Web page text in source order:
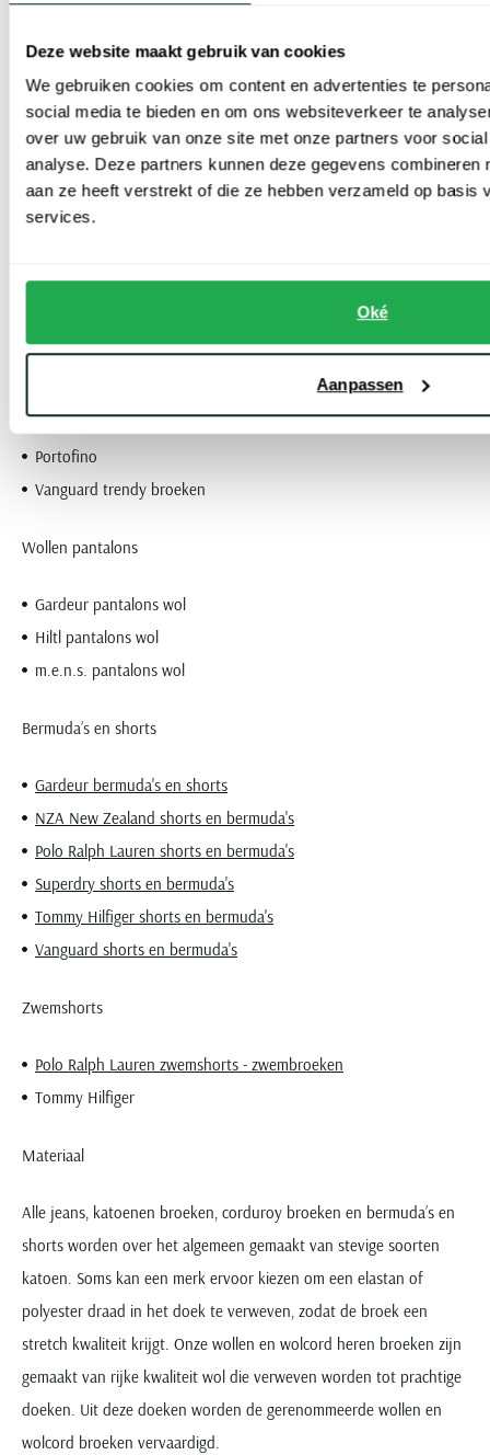
Deze website maakt gebruik van cookies
We gebruiken cookies om content en advertenties te
social media te bieden en om ons websiteverkeer te
over uw gebruik van onze site met onze partners voor
analyse. Deze partners kunnen deze gegevens combineren
aan ze heeft verstrekt of die ze hebben verzameld op basis
services.
Oké
Aanpassen
Alberto katoenen broeken
Brax katoenen broeken
Cavallaro
Gardeur katoenen broeken
Hiltl katoenen broeken
Meyer katoenen broeken
Ralph Lauren katoenen broeken
Portofino
Vanguard trendy broeken
Wollen pantalons
Gardeur pantalons wol
Hiltl pantalons wol
m.e.n.s. pantalons wol
Bermuda’s en shorts
Gardeur bermuda's en shorts
NZA New Zealand shorts en bermuda's
Polo Ralph Lauren shorts en bermuda's
Superdry shorts en bermuda's
Tommy Hilfiger shorts en bermuda's
Vanguard shorts en bermuda's
Zwemshorts
Polo Ralph Lauren zwemshorts - zwembroeken
Tommy Hilfiger
Materiaal
Alle jeans, katoenen broeken, corduroy broeken en bermuda’s en
shorts worden over het algemeen gemaakt van stevige soorten
katoen. Soms kan een merk ervoor kiezen om een elastan of
polyester draad in het doek te verweven, zodat de broek een
stretch kwaliteit krijgt. Onze wollen en wolcord heren broeken zijn
gemaakt van rijke kwaliteit wol die verweven worden tot prachtige
doeken. Uit deze doeken worden de gerenommeerde wollen en
wolcord broeken vervaardigd.